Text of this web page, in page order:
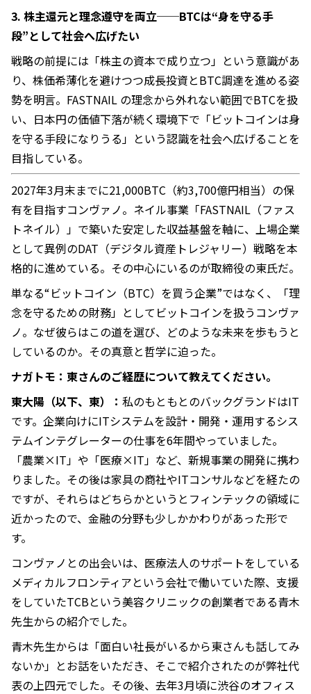
3. 株主還元と理念遵守を両立──BTCは“身を守る手
段”として社会へ広げたい
戦略の前提には「株主の資本で成り立つ」という意識があ
り、株価希薄化を避けつつ成長投資とBTC調達を進める姿
勢を明言。FASTNAIL の理念から外れない範囲でBTCを扱
い、日本円の価値下落が続く環境下で「ビットコインは身
を守る手段になりうる」という認識を社会へ広げることを
目指している。
2027年3月末までに21,000BTC（約3,700億円相当）の保
有を目指すコンヴァノ。ネイル事業「FASTNAIL（ファス
トネイル）」で築いた安定した収益基盤を軸に、上場企業
として異例のDAT（デジタル資産トレジャリー）戦略を本
格的に進めている。その中心にいるのが取締役の東氏だ。
単なる“ビットコイン（BTC）を買う企業”ではなく、「理
念を守るための財務」としてビットコインを扱うコンヴァ
ノ。なぜ彼らはこの道を選び、どのような未来を歩もうと
しているのか。その真意と哲学に迫った。
ナガトモ：東さんのご経歴について教えてください。
東大陽（以下、東）： 私のもともとのバックグランドはIT
です。企業向けにITシステムを設計・開発・運用するシス
テムインテグレーターの仕事を6年間やっていました。
「農業×IT」や「医療×IT」など、新規事業の開発に携わ
りました。その後は家具の商社やITコンサルなどを経たの
ですが、それらはどちらかというとフィンテックの領域に
近かったので、金融の分野も少しかかわりがあった形で
す。
コンヴァノとの出会いは、医療法人のサポートをしている
メディカルフロンティアという会社で働いていた際、支援
をしていたTCBという美容クリニックの創業者である青木
先生からの紹介でした。
青木先生からは「面白い社長がいるから東さんも話してみ
ないか」とお話をいただき、そこで紹介されたのが弊社代
表の上四元でした。その後、去年3月頃に渋谷のオフィス